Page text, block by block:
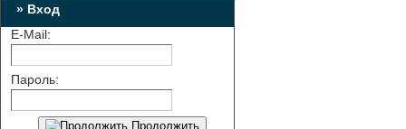
» Вход
E-Mail:
Пароль:
Продолжить